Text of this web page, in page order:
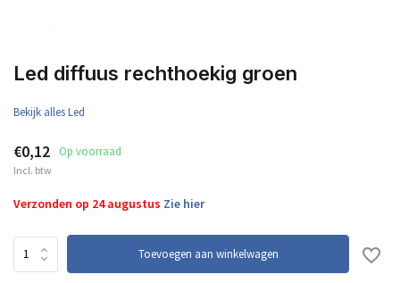
Led diffuus rechthoekig groen
Bekijk alles Led
€0,12 Op voorraad
Incl. btw
Verzonden op 24 augustus Zie hier
Toevoegen aan winkelwagen